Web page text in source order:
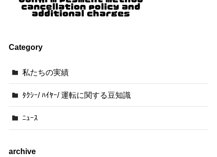
Category
私たちの実績
ﾀｸｼｰ/ ﾊｲﾔｰ/ 運転に関する豆知識
ﾆｭｰｽ
archive